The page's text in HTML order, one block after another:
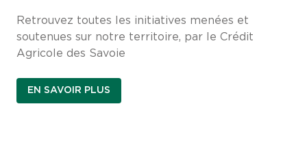
Retrouvez toutes les initiatives menées et
soutenues sur notre territoire, par le Crédit
Agricole des Savoie
EN SAVOIR PLUS